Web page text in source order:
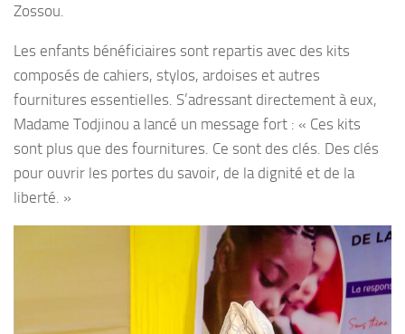
Zossou.
Les enfants bénéficiaires sont repartis avec des kits
composés de cahiers, stylos, ardoises et autres
fournitures essentielles. S’adressant directement à eux,
Madame Todjinou a lancé un message fort : « Ces kits
sont plus que des fournitures. Ce sont des clés. Des clés
pour ouvrir les portes du savoir, de la dignité et de la
liberté. »